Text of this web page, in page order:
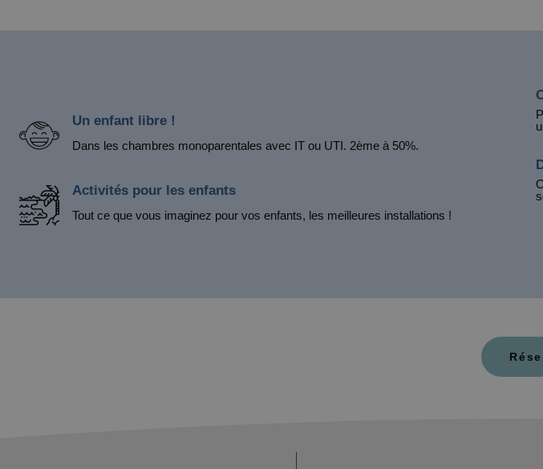
Un enfant libre !
Dans les chambres monoparentales avec IT ou UTI. 2ème à 50%.
Activités pour les enfants
Tout ce que vous imaginez pour vos enfants, les meilleures installations !